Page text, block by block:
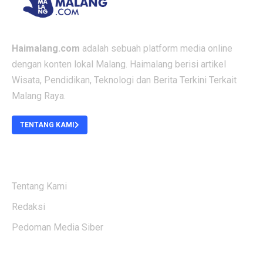
Haimalang.com adalah sebuah platform media online
dengan konten lokal Malang. Haimalang berisi artikel
Wisata, Pendidikan, Teknologi dan Berita Terkini Terkait
Malang Raya.
TENTANG KAMI
Tentang Kami
Redaksi
Pedoman Media Siber